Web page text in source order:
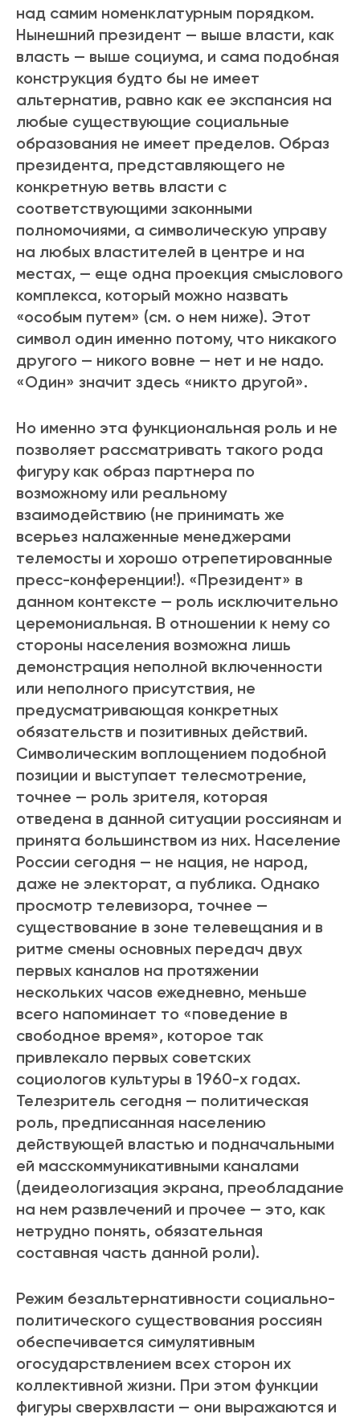
над самим номенклатурным порядком.
Нынешний президент — выше власти, как
власть — выше социума, и сама подобная
конструкция будто бы не имеет
альтернатив, равно как ее экспансия на
любые существующие социальные
образования не имеет пределов. Образ
президента, представляющего не
конкретную ветвь власти с
соответствующими законными
полномочиями, а символическую управу
на любых властителей в центре и на
местах, — еще одна проекция смыслового
комплекса, который можно назвать
«особым путем» (см. о нем ниже). Этот
символ один именно потому, что никакого
другого — никого вовне — нет и не надо.
«Один» значит здесь «никто другой».
Но именно эта функциональная роль и не
позволяет рассматривать такого рода
фигуру как образ партнера по
возможному или реальному
взаимодействию (не принимать же
всерьез налаженные менеджерами
телемосты и хорошо отрепетированные
пресс-конференции!). «Президент» в
данном контексте — роль исключительно
церемониальная. В отношении к нему со
стороны населения возможна лишь
демонстрация неполной включенности
или неполного присутствия, не
предусматривающая конкретных
обязательств и позитивных действий.
Символическим воплощением подобной
позиции и выступает телесмотрение,
точнее — роль зрителя, которая
отведена в данной ситуации россиянам и
принята большинством из них. Население
России сегодня — не нация, не народ,
даже не электорат, а публика. Однако
просмотр телевизора, точнее —
существование в зоне телевещания и в
ритме смены основных передач двух
первых каналов на протяжении
нескольких часов ежедневно, меньше
всего напоминает то «поведение в
свободное время», которое так
привлекало первых советских
социологов культуры в 1960-х годах.
Телезритель сегодня — политическая
роль, предписанная населению
действующей властью и подначальными
ей масскоммуникативными каналами
(деидеологизация экрана, преобладание
на нем развлечений и прочее — это, как
нетрудно понять, обязательная
составная часть данной роли).
Режим безальтернативности социально-
политического существования россиян
обеспечивается симулятивным
огосударствлением всех сторон их
коллективной жизни. При этом функции
фигуры сверхвласти — они выражаются и